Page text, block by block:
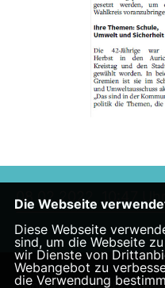
08.02.2022, 10:47
Homepage des CDU
Die Webseite
Diese Webseite
sind, um die Webseite
wir Dienste von
Webangebot zu
die Verwendung